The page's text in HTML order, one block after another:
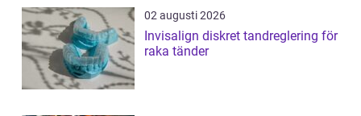
02 augusti 2026
Invisalign diskret tandreglering för
raka tänder